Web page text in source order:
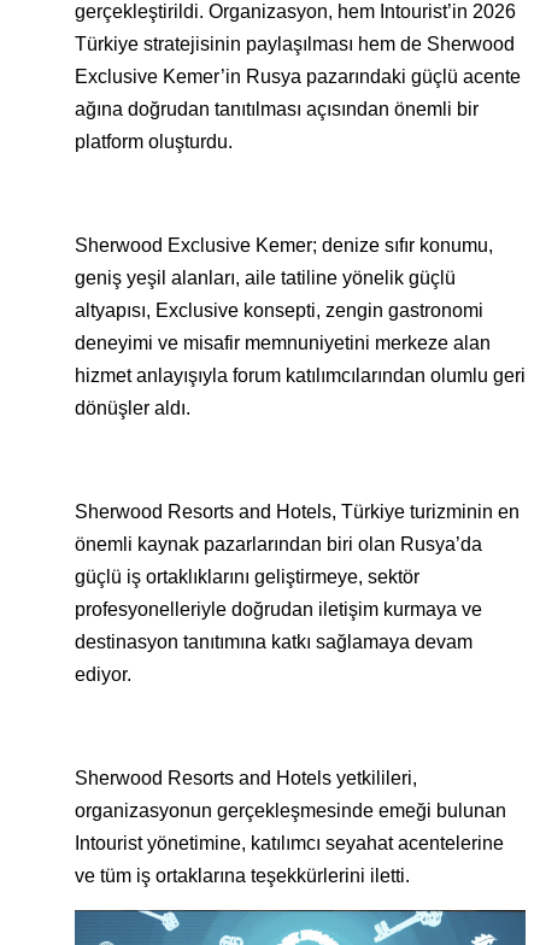
gerçekleştirildi. Organizasyon, hem Intourist’in 2026
Türkiye stratejisinin paylaşılması hem de Sherwood
Exclusive Kemer’in Rusya pazarındaki güçlü acente
ağına doğrudan tanıtılması açısından önemli bir
platform oluşturdu.
Sherwood Exclusive Kemer; denize sıfır konumu,
geniş yeşil alanları, aile tatiline yönelik güçlü
altyapısı, Exclusive konsepti, zengin gastronomi
deneyimi ve misafir memnuniyetini merkeze alan
hizmet anlayışıyla forum katılımcılarından olumlu geri
dönüşler aldı.
Sherwood Resorts and Hotels, Türkiye turizminin en
önemli kaynak pazarlarından biri olan Rusya’da
güçlü iş ortaklıklarını geliştirmeye, sektör
profesyonelleriyle doğrudan iletişim kurmaya ve
destinasyon tanıtımına katkı sağlamaya devam
ediyor.
Sherwood Resorts and Hotels yetkilileri,
organizasyonun gerçekleşmesinde emeği bulunan
Intourist yönetimine, katılımcı seyahat acentelerine
ve tüm iş ortaklarına teşekkürlerini iletti.